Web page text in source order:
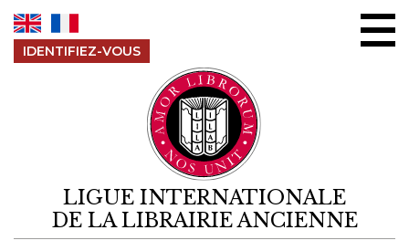
IDENTIFIEZ-VOUS
LIGUE INTERNATIONALE
DE LA LIBRAIRIE ANCIENNE